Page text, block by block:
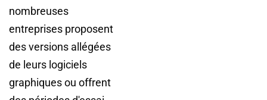
nombreuses
entreprises proposent
des versions allégées
de leurs logiciels
graphiques ou offrent